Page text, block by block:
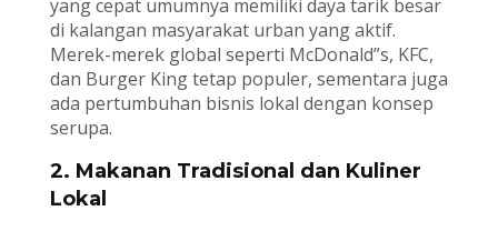
yang cepat umumnya memiliki daya tarik besar
di kalangan masyarakat urban yang aktif.
Merek-merek global seperti McDonald”s, KFC,
dan Burger King tetap populer, sementara juga
ada pertumbuhan bisnis lokal dengan konsep
serupa.
2. Makanan Tradisional dan Kuliner
Lokal